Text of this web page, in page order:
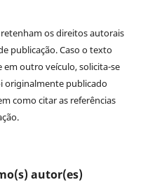
os direitos autorais
publicação. Caso o texto
outro veículo, solicita-se
originalmente publicado
como citar as referências
autor(es)